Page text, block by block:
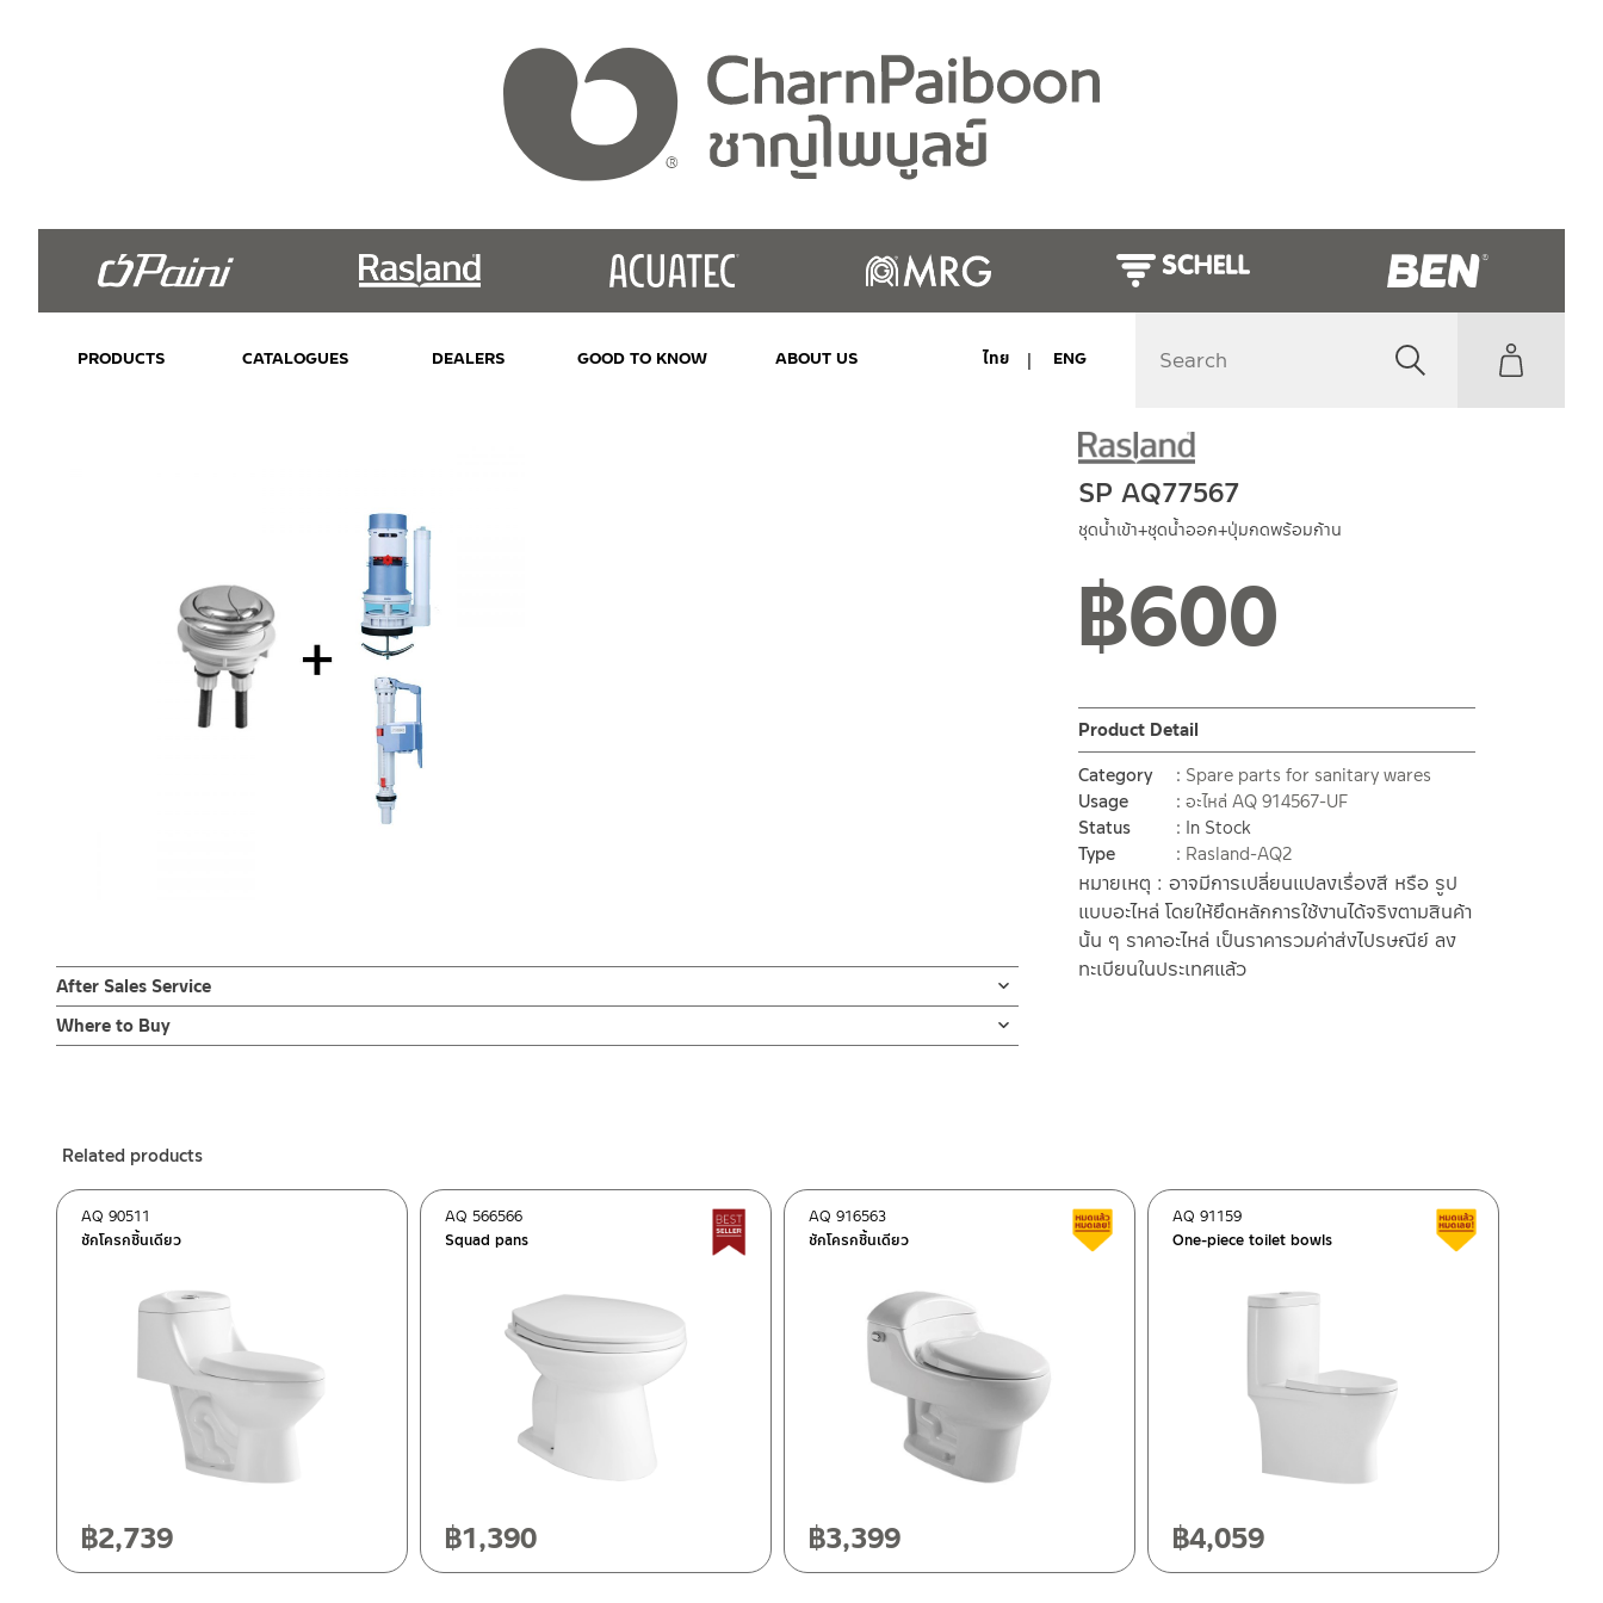
PRODUCTS CATALOGUES DEALERS GOOD TO KNOW ABOUT US ไทย ENG
SP AQ77567
ชุดน้ำเข้า+ชุดน้ำออก+ปุ่มกดพร้อมก้าน
฿600
Product Detail
Category
Spare parts for sanitary wares
Usage
อะไหล่ AQ 914567-UF
Status
In Stock
Type
Rasland-AQ2
หมายเหตุ : อาจมีการเปลี่ยนแปลงเรื่องสี หรือ รูป
แบบอะไหล่ โดยให้ยึดหลักการใช้งานได้จริงตามสินค้า
นั้น ๆ ราคาอะไหล่ เป็นราคารวมค่าส่งไปรษณีย์ ลง
ทะเบียนในประเทศแล้ว
After Sales Service
Online Platform
– Email: contact@charnpaiboon.com
After Sales Service Center – Bangkok
662/61-62 Rama 3 Road, Bangpongpang, Yannawa, Bangkok 10120
Tel: 02-358-0080 / 080-075-8668 / 091-545-0556
After Sales Service Center
Where to Buy
–Lazada
ติดต่อพนักงานขาย / Contact Sales Staff
Tel: 02-285-5795
ติดต่อ ชาญไพบูลย์ / Contact Us
Related products
ชักโครกชิ้นเดียว
AQ 90511
฿2,739
Squad pans
AQ 566566 Best seller
฿1,390
ชักโครกชิ้นเดียว
AQ 916563 Clearance sale
฿3,399
One-piece toilet bowls
AQ 91159
฿4,059